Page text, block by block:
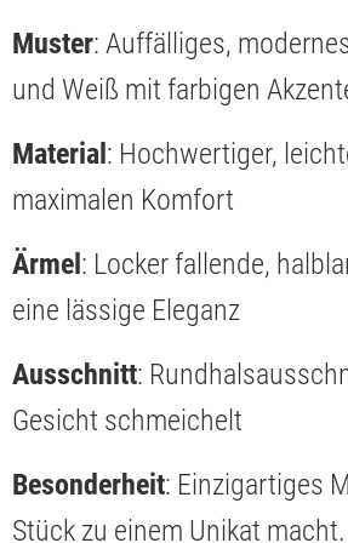
Muster: Auffälliges,
und Weiß mit farbigen
Material: Hochwertiger,
maximalen Komfort
Ärmel: Locker fallende,
eine lässige Eleganz
Ausschnitt:
Gesicht schmeichelt
Besonderheit: Einzigartiges
Stück zu einem Unikat macht.